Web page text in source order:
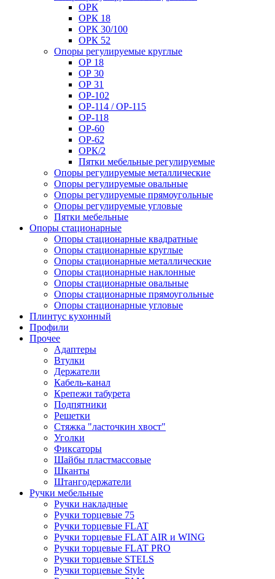
ОРК
ОРК 18
ОРК 30/100
ОРК 52
Опоры регулируемые круглые
ОР 18
ОР 30
ОР 31
ОР-102
ОР-114 / ОР-115
ОР-118
ОР-60
ОР-62
ОРК/2
Пятки мебельные регулируемые
Опоры регулируемые металлические
Опоры регулируемые овальные
Опоры регулируемые прямоугольные
Опоры регулируемые угловые
Пятки мебельные
Опоры стационарные
Опоры стационарные квадратные
Опоры стационарные круглые
Опоры стационарные металлические
Опоры стационарные наклонные
Опоры стационарные овальные
Опоры стационарные прямоугольные
Опоры стационарные угловые
Плинтус кухонный
Профили
Прочее
Адаптеры
Втулки
Держатели
Кабель-канал
Крепежи табурета
Подпятники
Решетки
Стяжка "ласточкин хвост"
Уголки
Фиксаторы
Шайбы пластмассовые
Шканты
Штангодержатели
Ручки мебельные
Ручки накладные
Ручки торцевые 75
Ручки торцевые FLAT
Ручки торцевые FLAT AIR и WING
Ручки торцевые FLAT PRO
Ручки торцевые STELS
Ручки торцевые Style